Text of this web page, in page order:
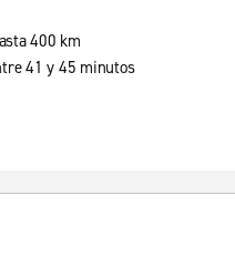
400 km
41 y 45 minutos